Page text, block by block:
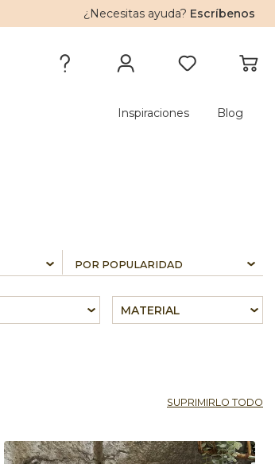
¿Necesitas ayuda? Escríbenos
Inspiraciones Blog
MATERIAL
SUPRIMIRLO TODO